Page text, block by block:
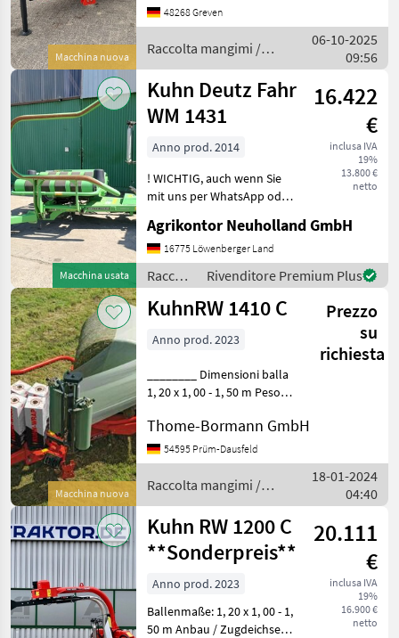
Macchina nuova
50 mtr. -seitlicher Ladearm -
Ballenführungsrollen am
Wickeltisch -Wickeltisch
48268 Greven
Raccolta mangimi /
Kuhn
06-10-2025
09:56
Macchina usata
Kuhn Deutz Fahr
WM 1431
16.422
€
inclusa IVA
19%
13.800 €
netto
Anno prod. 2014
! WICHTIG, auch wenn Sie
mit uns per WhatsApp oder
daraufhin Maschinen
kaufen, bitte kontrollieren
Sie die Auftragsbestätigung,
Proforma und auch
Agrikontor Neuholland GmbH
16775 Löwenberger Land
Raccolta
mangimi
/ Kuhn
Rivenditore Premium Plus
Macchina nuova
KuhnRW 1410 C
Prezzo
su
richiesta
Anno prod. 2023
________ Dimensioni balla
1, 20 x 1, 00 - 1, 50 m Peso
Lunghezza totale: 4, 55
metri Altezza totale: 2, 51
metri Sistema di
caricamento: braccio di
Thome-Bormann GmbH
54595 Prüm-Dausfeld
Raccolta mangimi /
Kuhn
18-01-2024
04:40
Kuhn RW 1200 C
**Sonderpreis**
20.111
€
inclusa IVA
19%
16.900 €
netto
Anno prod. 2023
Ballenmaße: 1, 20 x 1, 00 - 1,
50 m Anbau / Zugdeichsel: